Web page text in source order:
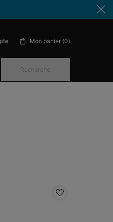
Mon panier 0
0 produit in cart
Recherche